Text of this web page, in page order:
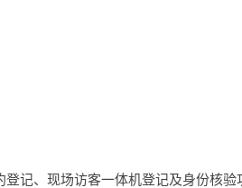
记、现场访客一体机登记及身份核验